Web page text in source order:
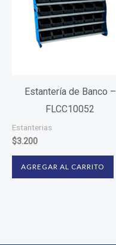
Estantería de Banco –
FLCC10052
Estanterias
$3.200
AGREGAR AL CARRITO